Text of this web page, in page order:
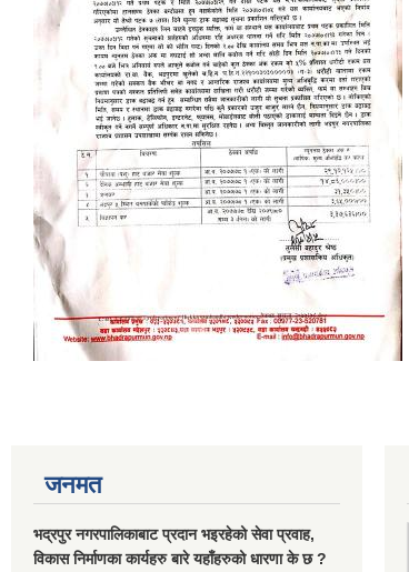
जनमत
भद्रपुर नगरपालिकाबाट प्रदान भइरहेको सेवा प्रवाह,
विकास निर्माणका कार्यहरु बारे यहाँहरुको धारणा के छ ?